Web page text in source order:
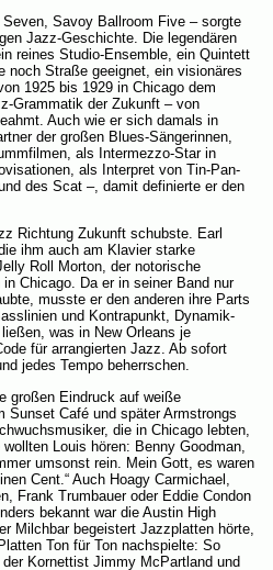
Savoy Ballroom Five – sorgte
Jazz-Geschichte. Die legendären
reines Studio-Ensemble, ein Quintett
noch Straße geeignet, ein visionäres
1925 bis 1929 in Chicago dem
Grammatik der Zukunft – von
Auch wie er sich damals in
der großen Blues-Sängerinnen,
als Intermezzo-Star in
als Interpret von Tin-Pan-
des Scat –, damit definierte er den
Richtung Zukunft schubste. Earl
ihm auch am Klavier starke
Roll Morton, der notorische
Chicago. Da er in seiner Band nur
musste er den anderen ihre Parts
und Kontrapunkt, Dynamik-
was in New Orleans je
für arrangierten Jazz. Ab sofort
jedes Tempo beherrschen.
großen Eindruck auf weiße
Sunset Café und später Armstrongs
die in Chicago lebten,
Louis hören: Benny Goodman,
umsonst rein. Mein Gott, es waren
Cent.“ Auch Hoagy Carmichael,
Frank Trumbauer oder Eddie Condon
bekannt war die Austin High
Milchbar begeistert Jazzplatten hörte,
Ton für Ton nachspielte: So
Kornettist Jimmy McPartland und